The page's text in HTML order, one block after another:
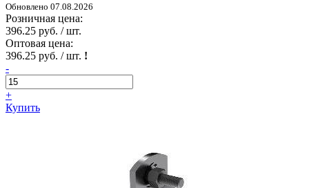
Обновлено 07.08.2026
Розничная цена:
396.25 руб. / шт.
Оптовая цена:
396.25 руб. / шт. !
-
+
Купить